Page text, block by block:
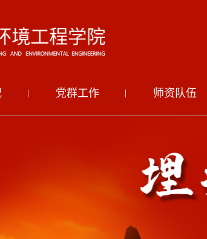
| 党群工作 | 师资队伍